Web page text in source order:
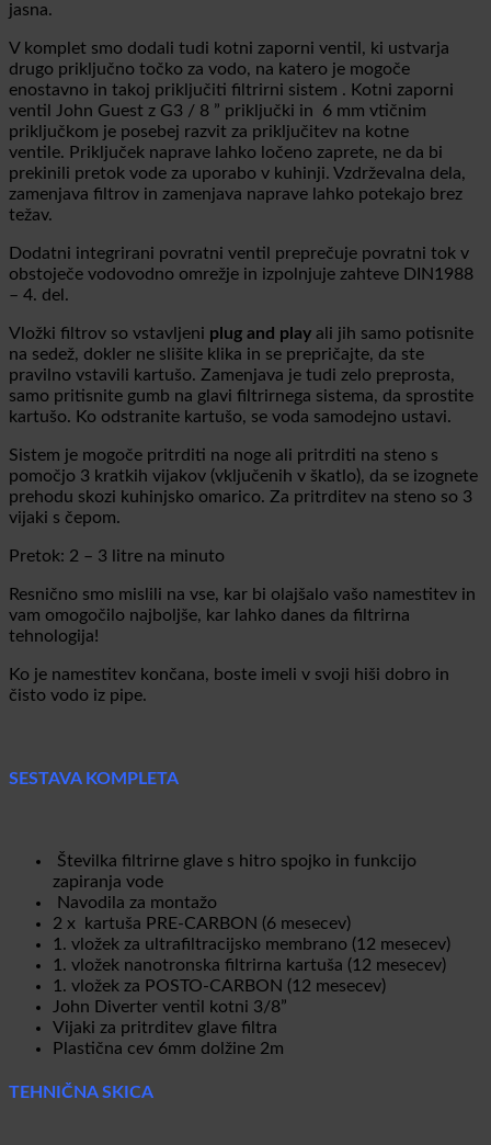
jasna.
V komplet smo dodali tudi kotni zaporni ventil, ki ustvarja
drugo priključno točko za vodo, na katero je mogoče
enostavno in takoj priključiti filtrirni sistem . Kotni zaporni
ventil John Guest z G3 / 8 ” priključki in 6 mm vtičnim
priključkom je posebej razvit za priključitev na kotne
ventile. Priključek naprave lahko ločeno zaprete, ne da bi
prekinili pretok vode za uporabo v kuhinji. Vzdrževalna dela,
zamenjava filtrov in zamenjava naprave lahko potekajo brez
težav.
Dodatni integrirani povratni ventil preprečuje povratni tok v
obstoječe vodovodno omrežje in izpolnjuje zahteve DIN1988
– 4. del.
Vložki filtrov so vstavljeni plug and play ali jih samo potisnite
na sedež, dokler ne slišite klika in se prepričajte, da ste
pravilno vstavili kartušo. Zamenjava je tudi zelo preprosta,
samo pritisnite gumb na glavi filtrirnega sistema, da sprostite
kartušo. Ko odstranite kartušo, se voda samodejno ustavi.
Sistem je mogoče pritrditi na noge ali pritrditi na steno s
pomočjo 3 kratkih vijakov (vključenih v škatlo), da se izognete
prehodu skozi kuhinjsko omarico. Za pritrditev na steno so 3
vijaki s čepom.
Pretok: 2 – 3 litre na minuto
Resnično smo mislili na vse, kar bi olajšalo vašo namestitev in
vam omogočilo najboljše, kar lahko danes da filtrirna
tehnologija!
Ko je namestitev končana, boste imeli v svoji hiši dobro in
čisto vodo iz pipe.
SESTAVA KOMPLETA
Številka filtrirne glave s hitro spojko in funkcijo
zapiranja vode
Navodila za montažo
2 x kartuša PRE-CARBON (6 mesecev)
1. vložek za ultrafiltracijsko membrano (12 mesecev)
1. vložek nanotronska filtrirna kartuša (12 mesecev)
1. vložek za POSTO-CARBON (12 mesecev)
John Diverter ventil kotni 3/8”
Vijaki za pritrditev glave filtra
Plastična cev 6mm dolžine 2m
TEHNIČNA SKICA